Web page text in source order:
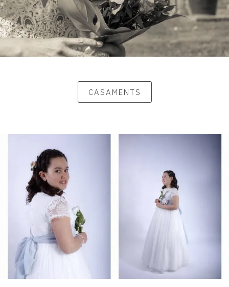
CASAMENTS